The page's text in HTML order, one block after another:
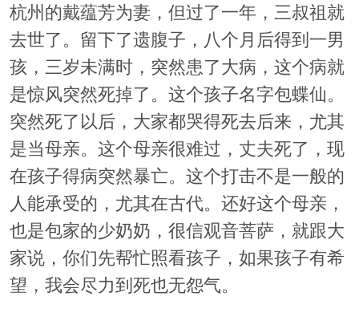
杭州的戴蕴芳为妻，但过了一年，三叔祖就
去世了。留下了遗腹子，八个月后得到一男
孩，三岁未满时，突然患了大病，这个病就
是惊风突然死掉了。这个孩子名字包蝶仙。
突然死了以后，大家都哭得死去后来，尤其
是当母亲。这个母亲很难过，丈夫死了，现
在孩子得病突然暴亡。这个打击不是一般的
人能承受的，尤其在古代。还好这个母亲，
也是包家的少奶奶，很信观音菩萨，就跟大
家说，你们先帮忙照看孩子，如果孩子有希
望，我会尽力到死也无怨气。